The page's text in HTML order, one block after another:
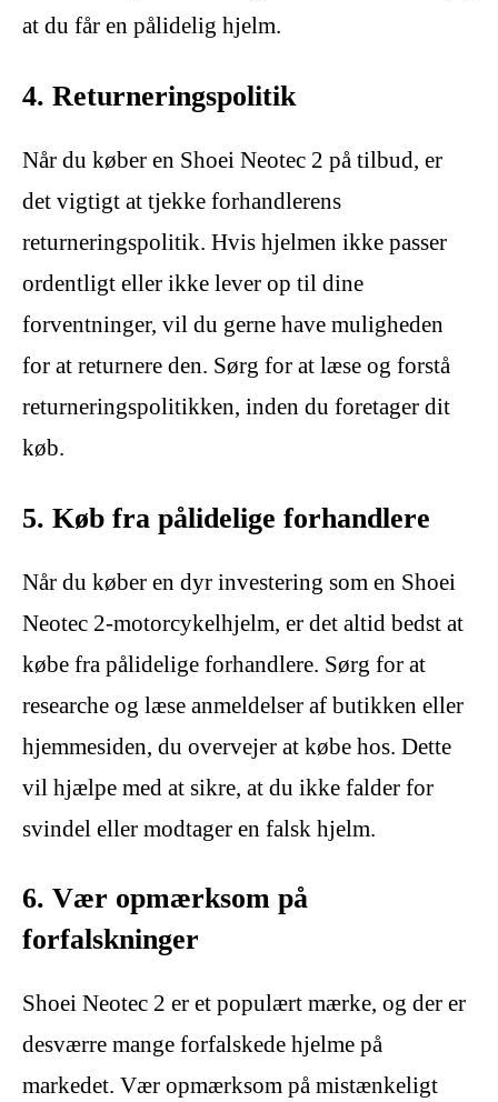
at du får en pålidelig hjelm.
4. Returneringspolitik
Når du køber en Shoei Neotec 2 på tilbud, er
det vigtigt at tjekke forhandlerens
returneringspolitik. Hvis hjelmen ikke passer
ordentligt eller ikke lever op til dine
forventninger, vil du gerne have muligheden
for at returnere den. Sørg for at læse og forstå
returneringspolitikken, inden du foretager dit
køb.
5. Køb fra pålidelige forhandlere
Når du køber en dyr investering som en Shoei
Neotec 2-motorcykelhjelm, er det altid bedst at
købe fra pålidelige forhandlere. Sørg for at
researche og læse anmeldelser af butikken eller
hjemmesiden, du overvejer at købe hos. Dette
vil hjælpe med at sikre, at du ikke falder for
svindel eller modtager en falsk hjelm.
6. Vær opmærksom på
forfalskninger
Shoei Neotec 2 er et populært mærke, og der er
desværre mange forfalskede hjelme på
markedet. Vær opmærksom på mistænkeligt